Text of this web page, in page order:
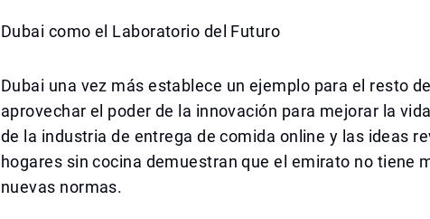
Dubai como el Laboratorio del Futuro
Dubai una vez más establece un ejemplo para el resto
aprovechar el poder de la innovación para mejorar la
de la industria de entrega de comida online y las ideas
hogares sin cocina demuestran que el emirato no tiene
nuevas normas.